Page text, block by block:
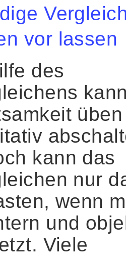
vor lassen
des
kann das
nur
wenn
und
Viele